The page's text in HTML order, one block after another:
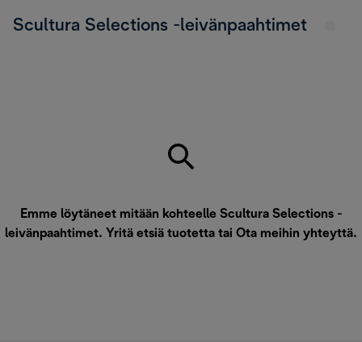
Scultura Selections -leivänpaahtimet
Emme löytäneet mitään kohteelle Scultura Selections -
leivänpaahtimet. Yritä etsiä tuotetta tai Ota meihin yhteyttä.